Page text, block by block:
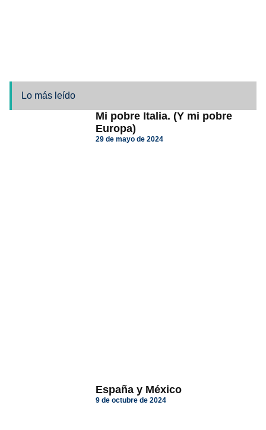
Lo más leído
Mi pobre Italia. (Y mi pobre
Europa)
29 de mayo de 2024
España y México
9 de octubre de 2024